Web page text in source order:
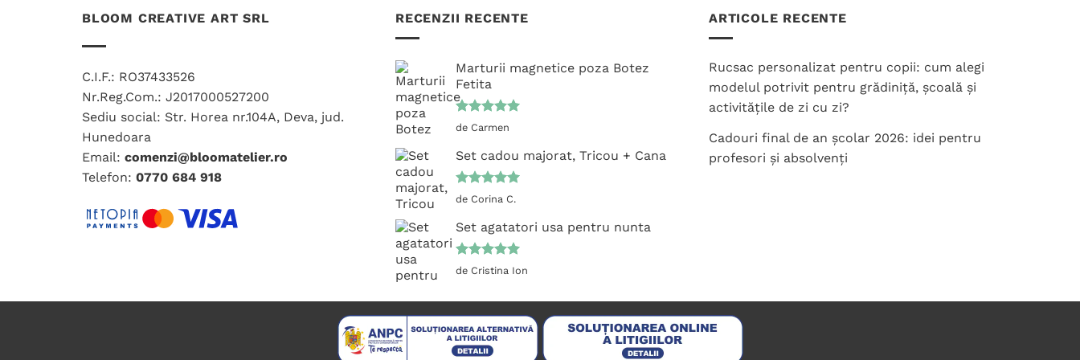
BLOOM CREATIVE ART SRL
C.I.F.: RO37433526
Nr.Reg.Com.: J2017000527200
Sediu social: Str. Horea nr.104A, Deva, jud.
Hunedoara
Email: comenzi@bloomatelier.ro
Telefon: 0770 684 918
RECENZII RECENTE
Marturii magnetice poza Botez
Fetita
Evaluat la
de Carmen
Set cadou majorat, Tricou + Cana
Evaluat la
de Corina C.
Set agatatori usa pentru nunta
Evaluat la
de Cristina Ion
ARTICOLE RECENTE
Rucsac personalizat pentru copii: cum alegi
modelul potrivit pentru grădiniță, școală și
activitățile de zi cu zi?
Cadouri final de an școlar 2026: idei pentru
profesori și absolvenți